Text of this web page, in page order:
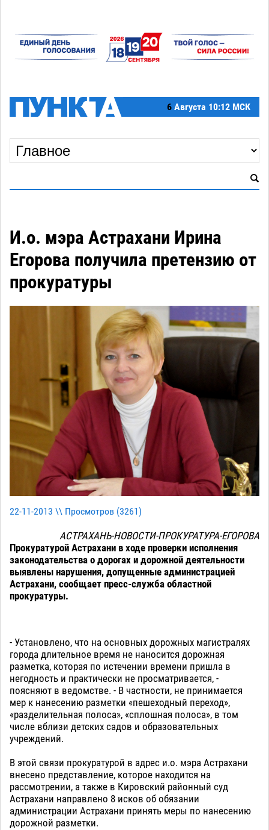
6 Августа 10:12 МСК
И.о. мэра Астрахани Ирина
Егорова получила претензию от
прокуратуры
22-11-2013 \\ Просмотров (3261 )
АСТРАХАНЬ-НОВОСТИ-ПРОКУРАТУРА-ЕГОРОВА
Прокуратурой Астрахани в ходе проверки исполнения
законодательства о дорогах и дорожной деятельности
выявлены нарушения, допущенные администрацией
Астрахани, сообщает пресс-служба областной
прокуратуры.
- Установлено, что на основных дорожных магистралях
города длительное время не наносится дорожная
разметка, которая по истечении времени пришла в
негодность и практически не просматривается, -
поясняют в ведомстве. - В частности, не принимается
мер к нанесению разметки «пешеходный переход»,
«разделительная полоса», «сплошная полоса», в том
числе вблизи детских садов и образовательных
учреждений.
В этой связи прокуратурой в адрес и.о. мэра Астрахани
внесено представление, которое находится на
рассмотрении, а также в Кировский районный суд
Астрахани направлено 8 исков об обязании
администрации Астрахани принять меры по нанесению
дорожной разметки.